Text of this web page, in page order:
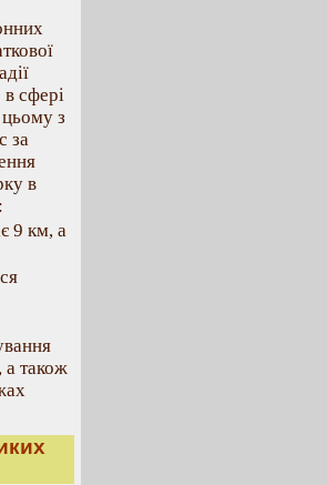
в сфері
з
за
в
9 км, а
а також